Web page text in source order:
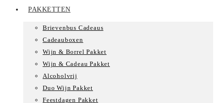
PAKKETTEN
Brievenbus Cadeaus
Cadeauboxen
Wijn & Borrel Pakket
Wijn & Cadeau Pakket
Alcoholvrij
Duo Wijn Pakket
Feestdagen Pakket